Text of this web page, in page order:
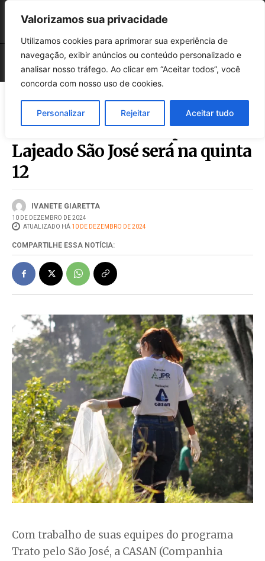
Valorizamos sua privacidade
Utilizamos cookies para aprimorar sua experiência de
navegação, exibir anúncios ou conteúdo personalizado e
analisar nosso tráfego. Ao clicar em “Aceitar todos”, você
concorda com nosso uso de cookies.
Personalizar Rejeitar Aceitar tudo
Novo mutirão de limpeza no
Lajeado São José será na quinta
12
IVANETE GIARETTA
10 DE DEZEMBRO DE 2024
ATUALIZADO HÁ 10 DE DEZEMBRO DE 2024
COMPARTILHE ESSA NOTÍCIA:
Com trabalho de suas equipes do programa
Trato pelo São José, a CASAN (Companhia